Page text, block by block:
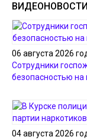
ВИДЕОНОВОСТИ
06 августа 2026
Сотрудники
безопасностью на
04 августа 2026